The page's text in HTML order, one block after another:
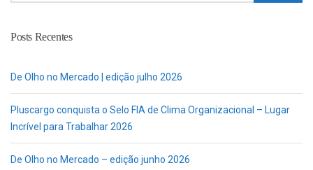
Posts Recentes
De Olho no Mercado | edição julho 2026
Pluscargo conquista o Selo FIA de Clima Organizacional – Lugar
Incrível para Trabalhar 2026
De Olho no Mercado – edição junho 2026